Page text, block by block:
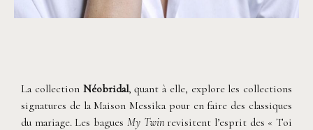
La collection Néobridal, quant à elle, explore les collections
signatures de la Maison Messika pour en faire des classiques
du mariage. Les bagues My Twinrevisitent l’esprit des « Toi